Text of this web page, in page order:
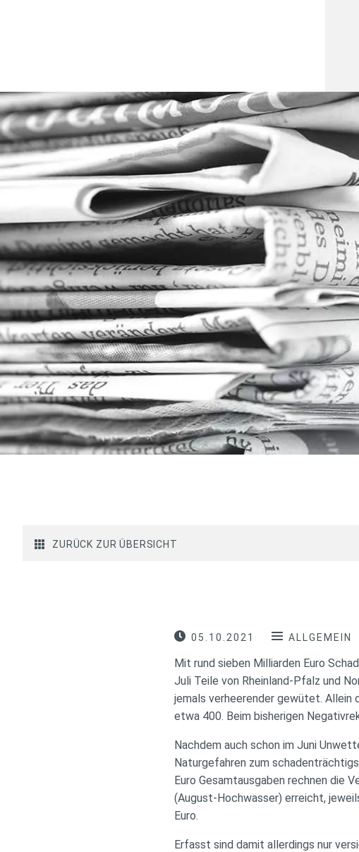
ZURÜCK ZUR ÜBERSICHT
05.10.2021 ALLGEMEIN
Mit rund sieben Milliarden Euro
Juli Teile von Rheinland-Pfalz und
jemals verheerender gewütet. Allein
etwa 400. Beim bisherigen
Nachdem auch schon im Juni
Naturgefahren zum
Euro Gesamtausgaben rechnen die
(August-Hochwasser) erreicht,
Euro.
Erfasst sind damit allerdings nur